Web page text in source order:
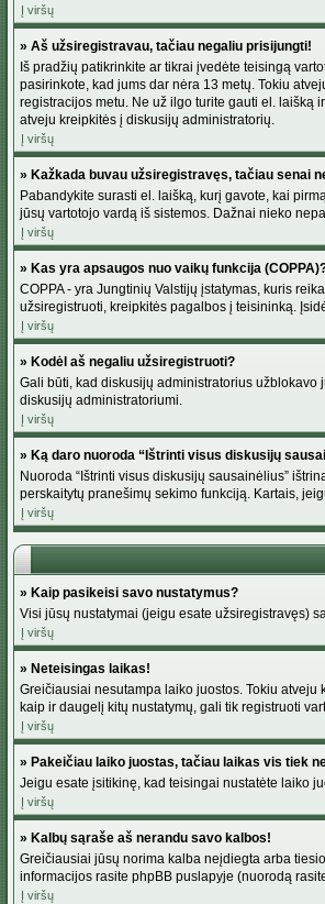
Į viršų
» Aš užsiregistravau, tačiau negaliu prisijungti!
Iš pradžių patikrinkite ar tikrai įvedėte teisingą
pasirinkote, kad jums dar nėra 13 metų. Tokiu
registracijos metu. Ne už ilgo turite gauti el. laišką
atveju kreipkitės į diskusijų administratorių.
Į viršų
» Kažkada buvau užsiregistravęs, tačiau senai
Pabandykite surasti el. laišką, kurį gavote, kai
jūsų vartotojo vardą iš sistemos. Dažnai nieko
Į viršų
» Kas yra apsaugos nuo vaikų funkcija
COPPA - yra Jungtinių Valstijų įstatymas, kuris
užsiregistruoti, kreipkitės pagalbos į teisininką.
Į viršų
» Kodėl aš negaliu užsiregistruoti?
Gali būti, kad diskusijų administratorius
diskusijų administratoriumi.
Į viršų
» Ką daro nuoroda “Ištrinti visus diskusijų
Nuoroda “Ištrinti visus diskusijų sausainėlius”
perskaitytų pranešimų sekimo funkciją. Kartais,
Į viršų
» Kaip pasikeisi savo nustatymus?
Visi jūsų nustatymai (jeigu esate užsiregistravęs)
Į viršų
» Neteisingas laikas!
Greičiausiai nesutampa laiko juostos. Tokiu
kaip ir daugelį kitų nustatymų, gali tik registruoti
Į viršų
» Pakeičiau laiko juostas, tačiau laikas vis tiek
Jeigu esate įsitikinę, kad teisingai nustatėte laiko
Į viršų
» Kalbų sąraše aš nerandu savo kalbos!
Greičiausiai jūsų norima kalba neįdiegta arba
informacijos rasite phpBB puslapyje (nuorodą
Į viršų